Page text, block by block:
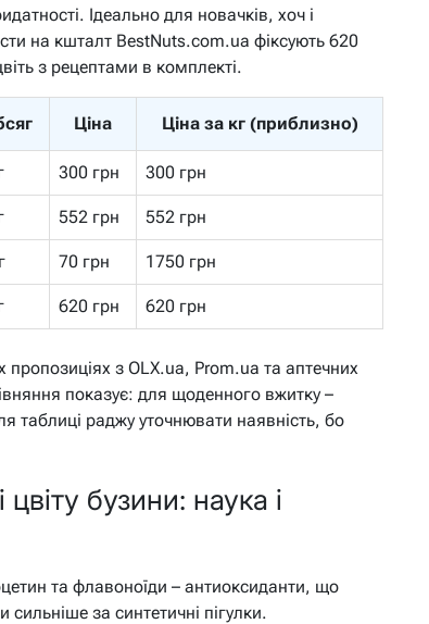
Ідеально для новачків, хоч і
на кшталт BestNuts.com.ua фіксують 620
з рецептами в комплекті.
Ціна Ціна за кг (приблизно)
300 грн 300 грн
552 грн 552 грн
70 грн 1750 грн
620 грн 620 грн
пропозиціях з OLX.ua, Prom.ua та аптечних
показує: для щоденного вжитку –
таблиці раджу уточнювати наявність, бо
бузини: наука і
та флавоноїди – антиоксиданти, що
за синтетичні пігулки.